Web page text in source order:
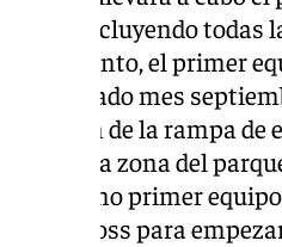
incluyendo
tanto, el primer
el pasado mes
de la rampa
en la zona del
mismo primer
Gross para